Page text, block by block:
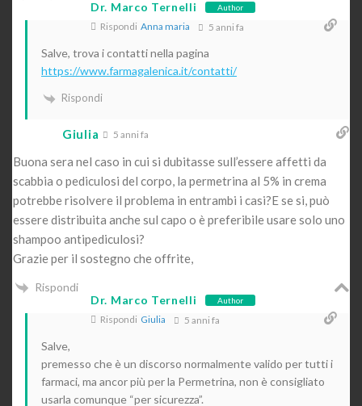
Dr. Marco Ternelli
Author
Rispondi Anna maria 5 anni fa
Salve, trova i contatti nella pagina
https://www.farmagalenica.it/contatti/
Rispondi
Giulia 5 anni fa
Buona sera nel caso in cui si dubitasse sull’essere affetti da
scabbia o pediculosi del corpo, la permetrina al 5% in crema
potrebbe risolvere il problema in entrambi i casi?E se si, può
essere distribuita anche sul capo o è preferibile usare solo uno
shampoo antipediculosi?
Grazie per il sostegno che offrite,
Rispondi
Dr. Marco Ternelli
Author
Rispondi Giulia 5 anni fa
Salve,
premesso che è un discorso normalmente valido per tutti i
farmaci, ma ancor più per la Permetrina, non è consigliato
usarla comunque “per sicurezza”.